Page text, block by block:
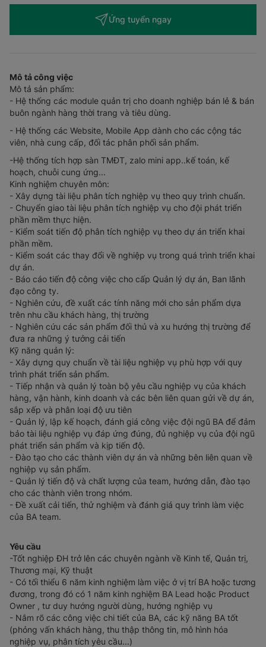
Ứng tuyển ngay
Mô tả công việc
Mô tả sản phẩm:
- Hệ thống các module quản trị cho doanh nghiệp bán lẻ & bán
buôn ngành hàng thời trang và tiêu dùng.
- Hệ thống các Website, Mobile App dành cho các cộng tác
viên, nhà cung cấp, đối tác phân phối sản phẩm.
-Hệ thống tích hợp sàn TMĐT, zalo mini app..kế toán, kế
hoạch, chuỗi cung ứng...
Kinh nghiệm chuyên môn:
- Xây dựng tài liệu phân tích nghiệp vụ theo quy trình chuẩn.
- Chuyển giao tài liệu phân tích nghiệp vụ cho đội phát triển
phần mềm thực hiện.
- Kiểm soát tiến độ phân tích nghiệp vụ theo dự án triển khai
phần mềm.
- Kiểm soát các thay đổi về nghiệp vụ trong quá trình triển khai
dự án.
- Báo cáo tiến độ công việc cho cấp Quản lý dự án, Ban lãnh
đạo công ty.
- Nghiên cứu, đề xuất các tính năng mới cho sản phẩm dựa
trên nhu cầu khách hàng, thị trường
- Nghiên cứu các sản phẩm đối thủ và xu hướng thị trường để
đưa ra những ý tưởng cải tiến
Kỹ năng quản lý:
- Xây dựng quy chuẩn về tài liệu nghiệp vụ phù hợp với quy
trình phát triển sản phẩm.
- Tiếp nhận và quản lý toàn bộ yêu cầu nghiệp vụ của khách
hàng, vận hành, kinh doanh và các bên liên quan gửi về dự án,
sắp xếp và phân loại độ ưu tiên
- Quản lý, lập kế hoạch, đánh giá công việc đội ngũ BA để đảm
bảo tài liệu nghiệp vụ đáp ứng đúng, đủ nghiệp vụ của đội ngũ
phát triển sản phẩm và kịp tiến độ.
- Đào tạo cho các thành viên dự án và những bên liên quan về
nghiệp vụ sản phẩm.
- Quản lý tiến độ và chất lượng của team, hướng dẫn, đào tạo
cho các thành viên trong nhóm.
- Đề xuất cải tiến, thử nghiệm và đánh giá quy trình làm việc
của BA team.
Yêu cầu
-Tốt nghiệp ĐH trở lên các chuyên ngành về Kinh tế, Quản trị,
Thương mại, Kỹ thuật
- Có tối thiểu 6 năm kinh nghiệm làm việc ở vị trí BA hoặc tương
đương, trong đó có 1 năm kinh nghiệm BA Lead hoặc Product
Owner , tư duy hướng người dùng, hướng nghiệp vụ
- Nắm rõ các công việc chi tiết của BA, các kỹ năng BA tốt
(phỏng vấn khách hàng, thu thập thông tin, mô hình hóa
nghiệp vụ, phân tích yêu cầu...)